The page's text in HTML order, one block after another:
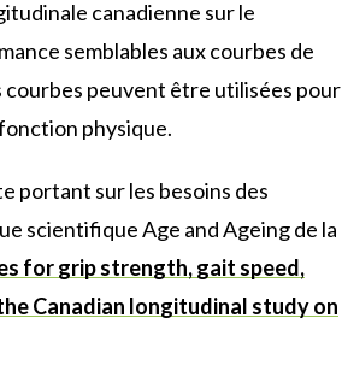
canadienne sur le
semblables aux courbes de
courbes peuvent être utilisées pour
physique.
portant sur les besoins des
scientifique Age and Ageing de la
for grip strength, gait speed,
Canadian longitudinal study on